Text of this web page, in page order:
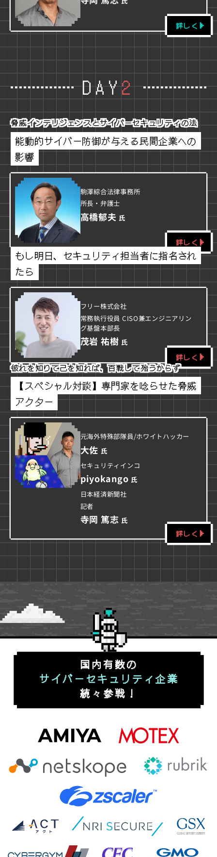
詳しく
DAY2
脅威インテリジェンスとサイバーセキュリティの法
能動的サイバー防御が与える民間企業への
影響
駒澤綜合法律事務所
所長・弁護士
高橋郁夫 氏
詳しく
もし明日、セキュリティ担当者に指名され
たら
フリー株式会社
常務執行役員 CISO兼エンジニアリン
グ基盤本部長
茂岩 祐樹 氏
詳しく
彼れを知りて己を知れば、百戦して殆うからず
【スペシャル対談】専門家を唸らせた脅威
アクター
元海外特殊部隊員/ホワイトハッカー
大佐 氏
セキュリティインコ
piyokango 氏
日本経済新聞社
記者
寺岡 篤志 氏
詳しく
国内有数の
サイバーセキュリティ企業
続々参戦！